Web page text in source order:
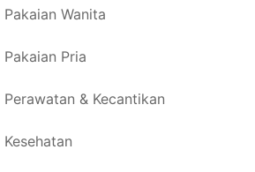
Pakaian Wanita
Pakaian Pria
Perawatan & Kecantikan
Kesehatan